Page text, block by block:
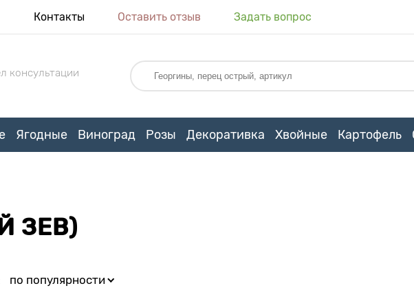
Контакты Оставить отзыв Задать вопрос
консультации
Ягодные Виноград Розы Декоративка Хвойные Картофель
ЗЕВ)
по популярности